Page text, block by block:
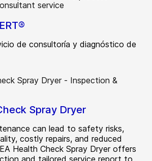
de consultoría y diagnóstico de
Spray Dryer
can lead to safety risks,
costly repairs, and reduced
Health Check Spray Dryer offers